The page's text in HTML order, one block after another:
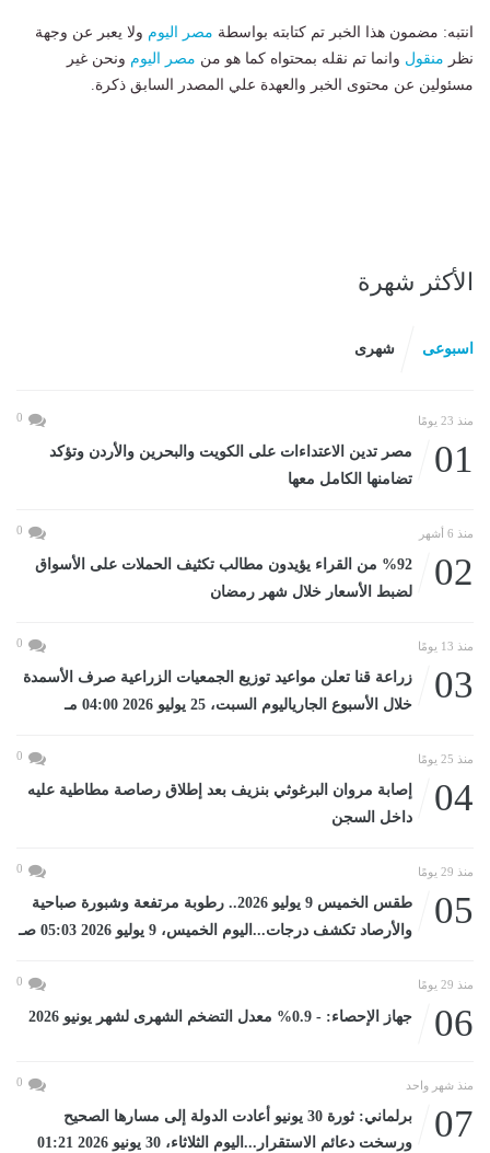
انتبه: مضمون هذا الخبر تم كتابته بواسطة مصر اليوم ولا يعبر عن وجهة
نظر منقول وانما تم نقله بمحتواه كما هو من مصر اليوم ونحن غير
مسئولين عن محتوى الخبر والعهدة علي المصدر السابق ذكرة.
الأكثر شهرة
اسبوعى شهرى
منذ 23 يومًا 0
01
مصر تدين الاعتداءات على الكويت والبحرين والأردن وتؤكد
تضامنها الكامل معها
منذ 6 أشهر 0
02
%92 من القراء يؤيدون مطالب تكثيف الحملات على الأسواق
لضبط الأسعار خلال شهر رمضان
منذ 13 يومًا 0
03
زراعة قنا تعلن مواعيد توزيع الجمعيات الزراعية صرف الأسمدة
خلال الأسبوع الجارياليوم السبت، 25 يوليو 2026 04:00 مـ
منذ 25 يومًا 0
04
إصابة مروان البرغوثي بنزيف بعد إطلاق رصاصة مطاطية عليه
داخل السجن
منذ 29 يومًا 0
05
طقس الخميس 9 يوليو 2026.. رطوبة مرتفعة وشبورة صباحية
والأرصاد تكشف درجات...اليوم الخميس، 9 يوليو 2026 05:03 صـ
منذ 29 يومًا 0
06 جهاز الإحصاء: - 0.9% معدل التضخم الشهرى لشهر يونيو 2026
منذ شهر واحد 0
07
برلماني: ثورة 30 يونيو أعادت الدولة إلى مسارها الصحيح
ورسخت دعائم الاستقرار...اليوم الثلاثاء، 30 يونيو 2026 01:21